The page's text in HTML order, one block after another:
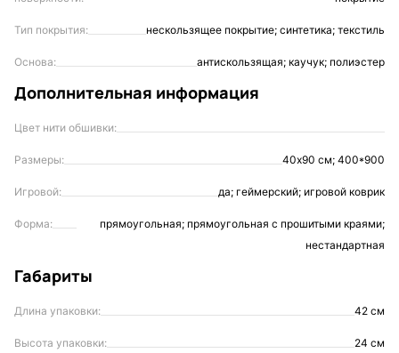
Тип покрытия: нескользящее покрытие; синтетика; текстиль
Основа: антискользящая; каучук; полиэстер
Дополнительная информация
Цвет нити обшивки:
Размеры: 40х90 см; 400*900
Игровой: да; геймерский; игровой коврик
Форма:
прямоугольная; прямоугольная с прошитыми краями;
нестандартная
Габариты
Длина упаковки: 42 см
Высота упаковки: 24 см